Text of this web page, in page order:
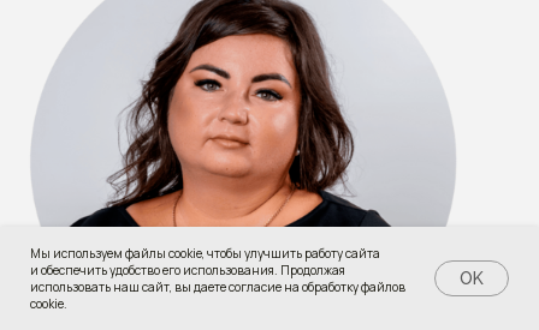
Наличие мест День открытых дверей
Мы используем файлы cookie, чтобы улучшить работу сайта
и обеспечить удобство его использования. Продолжая
использовать наш сайт, вы даете согласие на обработку файлов
cookie.
OK